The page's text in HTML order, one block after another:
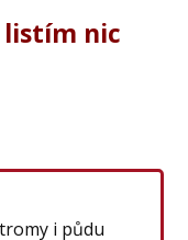
nic
i půdu